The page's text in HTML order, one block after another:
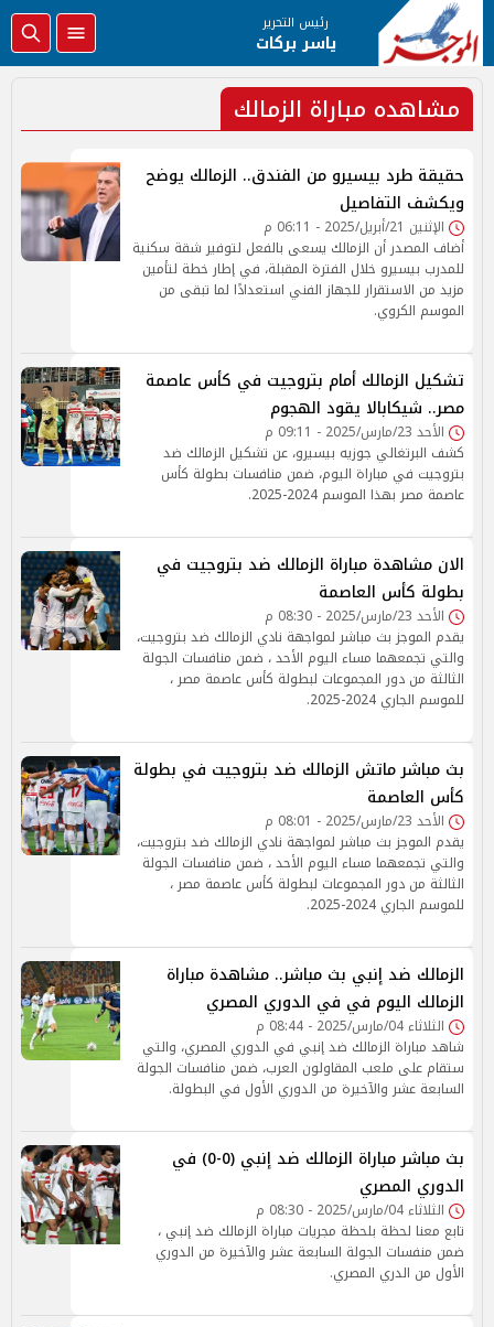
رئيس التحرير
ياسر بركات
مشاهده مباراة الزمالك
حقيقة طرد بيسيرو من الفندق.. الزمالك يوضح
ويكشف التفاصيل
الإثنين 21/أبريل/2025 - 06:11 م
أضاف المصدر أن الزمالك يسعى بالفعل لتوفير شقة سكنية
للمدرب بيسيرو خلال الفترة المقبلة، في إطار خطة لتأمين
مزيد من الاستقرار للجهاز الفني استعدادًا لما تبقى من
الموسم الكروي.
تشكيل الزمالك أمام بتروجيت في كأس عاصمة
مصر.. شيكابالا يقود الهجوم
الأحد 23/مارس/2025 - 09:11 م
كشف البرتغالي جوزيه بيسيرو، عن تشكيل الزمالك ضد
بتروجيت في مباراة اليوم، ضمن منافسات بطولة كأس
عاصمة مصر بهذا الموسم 2024-2025.
الان مشاهدة مباراة الزمالك ضد بتروجيت في
بطولة كأس العاصمة
الأحد 23/مارس/2025 - 08:30 م
يقدم الموجز بث مباشر لمواجهة نادي الزمالك ضد بتروجيت،
والتي تجمعهما مساء اليوم الأحد ، ضمن منافسات الجولة
الثالثة من دور المجموعات لبطولة كأس عاصمة مصر ،
للموسم الجاري 2024-2025.
بث مباشر ماتش الزمالك ضد بتروجيت في بطولة
كأس العاصمة
الأحد 23/مارس/2025 - 08:01 م
يقدم الموجز بث مباشر لمواجهة نادي الزمالك ضد بتروجيت،
والتي تجمعهما مساء اليوم الأحد ، ضمن منافسات الجولة
الثالثة من دور المجموعات لبطولة كأس عاصمة مصر ،
للموسم الجاري 2024-2025.
الزمالك ضد إنبي بث مباشر.. مشاهدة مباراة
الزمالك اليوم في في الدوري المصري
الثلاثاء 04/مارس/2025 - 08:44 م
شاهد مباراة الزمالك ضد إنبي في الدوري المصري، والتي
ستقام على ملعب المقاولون العرب، ضمن منافسات الجولة
السابعة عشر والآخيرة من الدوري الأول في البطولة.
بث مباشر مباراة الزمالك ضد إنبي (0-0) في
الدوري المصري
الثلاثاء 04/مارس/2025 - 08:30 م
تابع معنا لحظة بلحظة مجريات مباراة الزمالك ضد إنبي ،
ضمن منفسات الجولة السابعة عشر والآخيرة من الدوري
الأول من الدري المصري.